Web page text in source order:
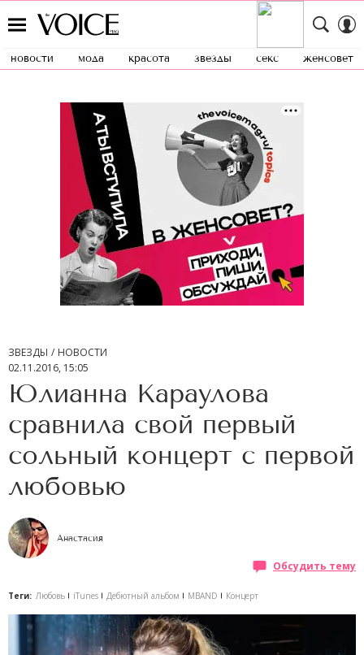
новости мода красота звезды секс женсовет
ЗВЕЗДЫ
НОВОСТИ
02.11.2016, 15:05
Юлианна Караулова
сравнила свой первый
сольный концерт с первой
любовью
Анастасия
Обсудить тему
Теги: Любовь iTunes Дебютный альбом MBAND Концерт